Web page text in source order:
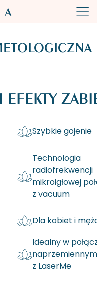
Szybkie gojenie
Technologia
radiofrekwencji
mikroigłowej
z vacuum
Dla kobiet i
Idealny w
z LaserMe